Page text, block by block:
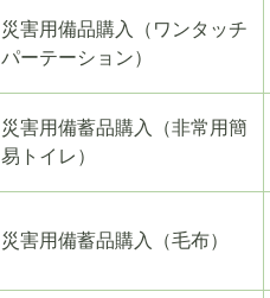
災害用備品購入（ワンタッチ
パーテーション）
災害用備蓄品購入（非常用簡
易トイレ）
災害用備蓄品購入（毛布）